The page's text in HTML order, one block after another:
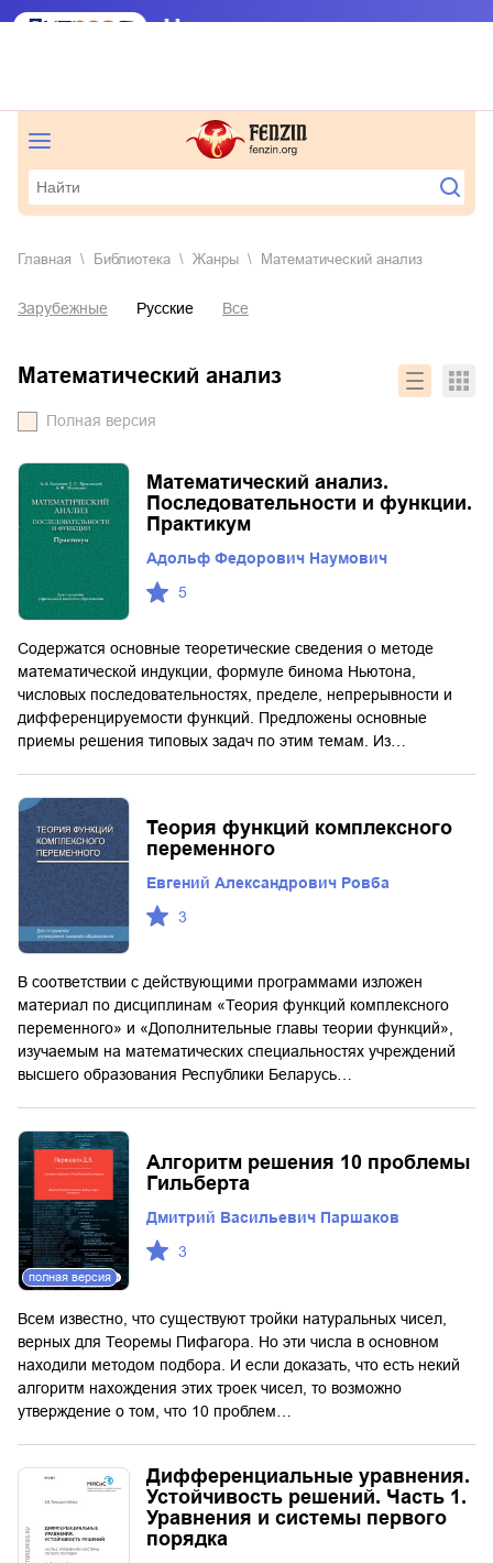
Главная Библиотека Жанры математический анализ
Зарубежные Русские Все
математический анализ
Полная версия
Математический анализ.
Последовательности и функции.
Практикум
Адольф Федорович Наумович
5
Содержатся основные теоретические сведения о методе
математической индукции, формуле бинома Ньютона,
числовых последовательностях, пределе, непрерывности и
дифференцируемости функций. Предложены основные
приемы решения типовых задач по этим темам. Из…
Теория функций комплексного
переменного
Евгений Александрович Ровба
3
В соответствии с действующими программами изложен
материал по дисциплинам «Теория функций комплексного
переменного» и «Дополнительные главы теории функций»,
изучаемым на математических специальностях учреждений
высшего образования Республики Беларусь…
полная версия
Алгоритм решения 10 проблемы
Гильберта
Дмитрий Васильевич Паршаков
3
Всем известно, что существуют тройки натуральных чисел,
верных для Теоремы Пифагора. Но эти числа в основном
находили методом подбора. И если доказать, что есть некий
алгоритм нахождения этих троек чисел, то возможно
утверждение о том, что 10 проблем…
Дифференциальные уравнения.
Устойчивость решений. Часть 1.
Уравнения и системы первого
порядка